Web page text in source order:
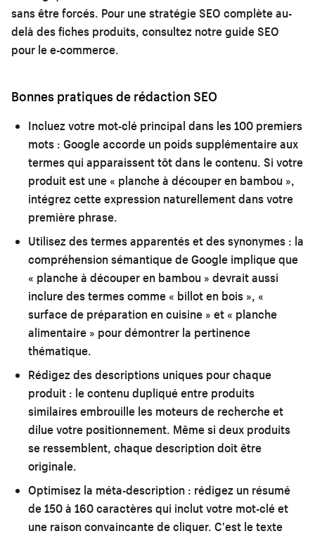
sans être forcés. Pour une stratégie SEO complète au-
delà des fiches produits, consultez notreguide SEO
pour le e-commerce.
Bonnes pratiques de rédaction SEO
Incluez votre mot-clé principal dans les 100 premiers
mots : Google accorde un poids supplémentaire aux
termes qui apparaissent tôt dans le contenu. Si votre
produit est une « planche à découper en bambou »,
intégrez cette expression naturellement dans votre
première phrase.
Utilisez des termes apparentés et des synonymes : la
compréhension sémantique de Google implique que
« planche à découper en bambou » devrait aussi
inclure des termes comme « billot en bois », «
surface de préparation en cuisine » et « planche
alimentaire » pour démontrer la pertinence
thématique.
Rédigez des descriptions uniques pour chaque
produit : le contenu dupliqué entre produits
similaires embrouille les moteurs de recherche et
dilue votre positionnement. Même si deux produits
se ressemblent, chaque description doit être
originale.
Optimisez la méta-description : rédigez un résumé
de 150 à 160 caractères qui inclut votre mot-clé et
une raison convaincante de cliquer. C'est le texte